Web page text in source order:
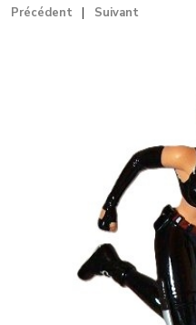
Précédent Suivant